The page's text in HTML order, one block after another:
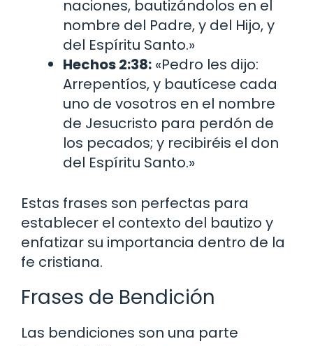
naciones, bautizándolos en el
nombre del Padre, y del Hijo, y
del Espíritu Santo.»
Hechos 2:38: «Pedro les dijo:
Arrepentíos, y bautícese cada
uno de vosotros en el nombre
de Jesucristo para perdón de
los pecados; y recibiréis el don
del Espíritu Santo.»
Estas frases son perfectas para
establecer el contexto del bautizo y
enfatizar su importancia dentro de la
fe cristiana.
Frases de Bendición
Las bendiciones son una parte